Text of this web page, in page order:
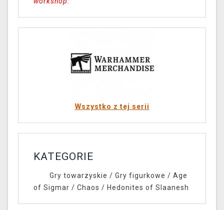
Wszystko z tej serii
KATEGORIE
Gry towarzyskie / Gry figurkowe / Age
of Sigmar / Chaos / Hedonites of Slaanesh